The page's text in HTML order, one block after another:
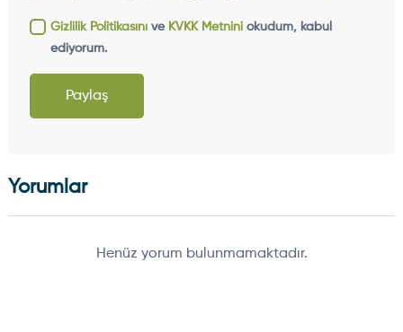
Gizlilik Politikasınıve KVKK Metniniokudum, kabul
ediyorum.
Paylaş
Yorumlar
Henüz yorum bulunmamaktadır.